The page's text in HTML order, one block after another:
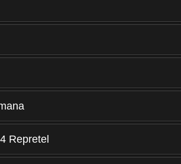
Repretel